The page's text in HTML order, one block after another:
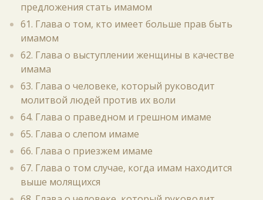
предложения стать имамом
61. Глава о том, кто имеет больше прав быть
имамом
62. Глава о выступлении женщины в качестве
имама
63. Глава о человеке, который руководит
молитвой людей против их воли
64. Глава о праведном и грешном имаме
65. Глава о слепом имаме
66. Глава о приезжем имаме
67. Глава о том случае, когда имам находится
выше молящихся